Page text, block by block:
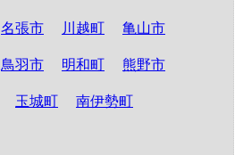
名張市 川越町 亀山市
鳥羽市 明和町 熊野市
玉城町 南伊勢町